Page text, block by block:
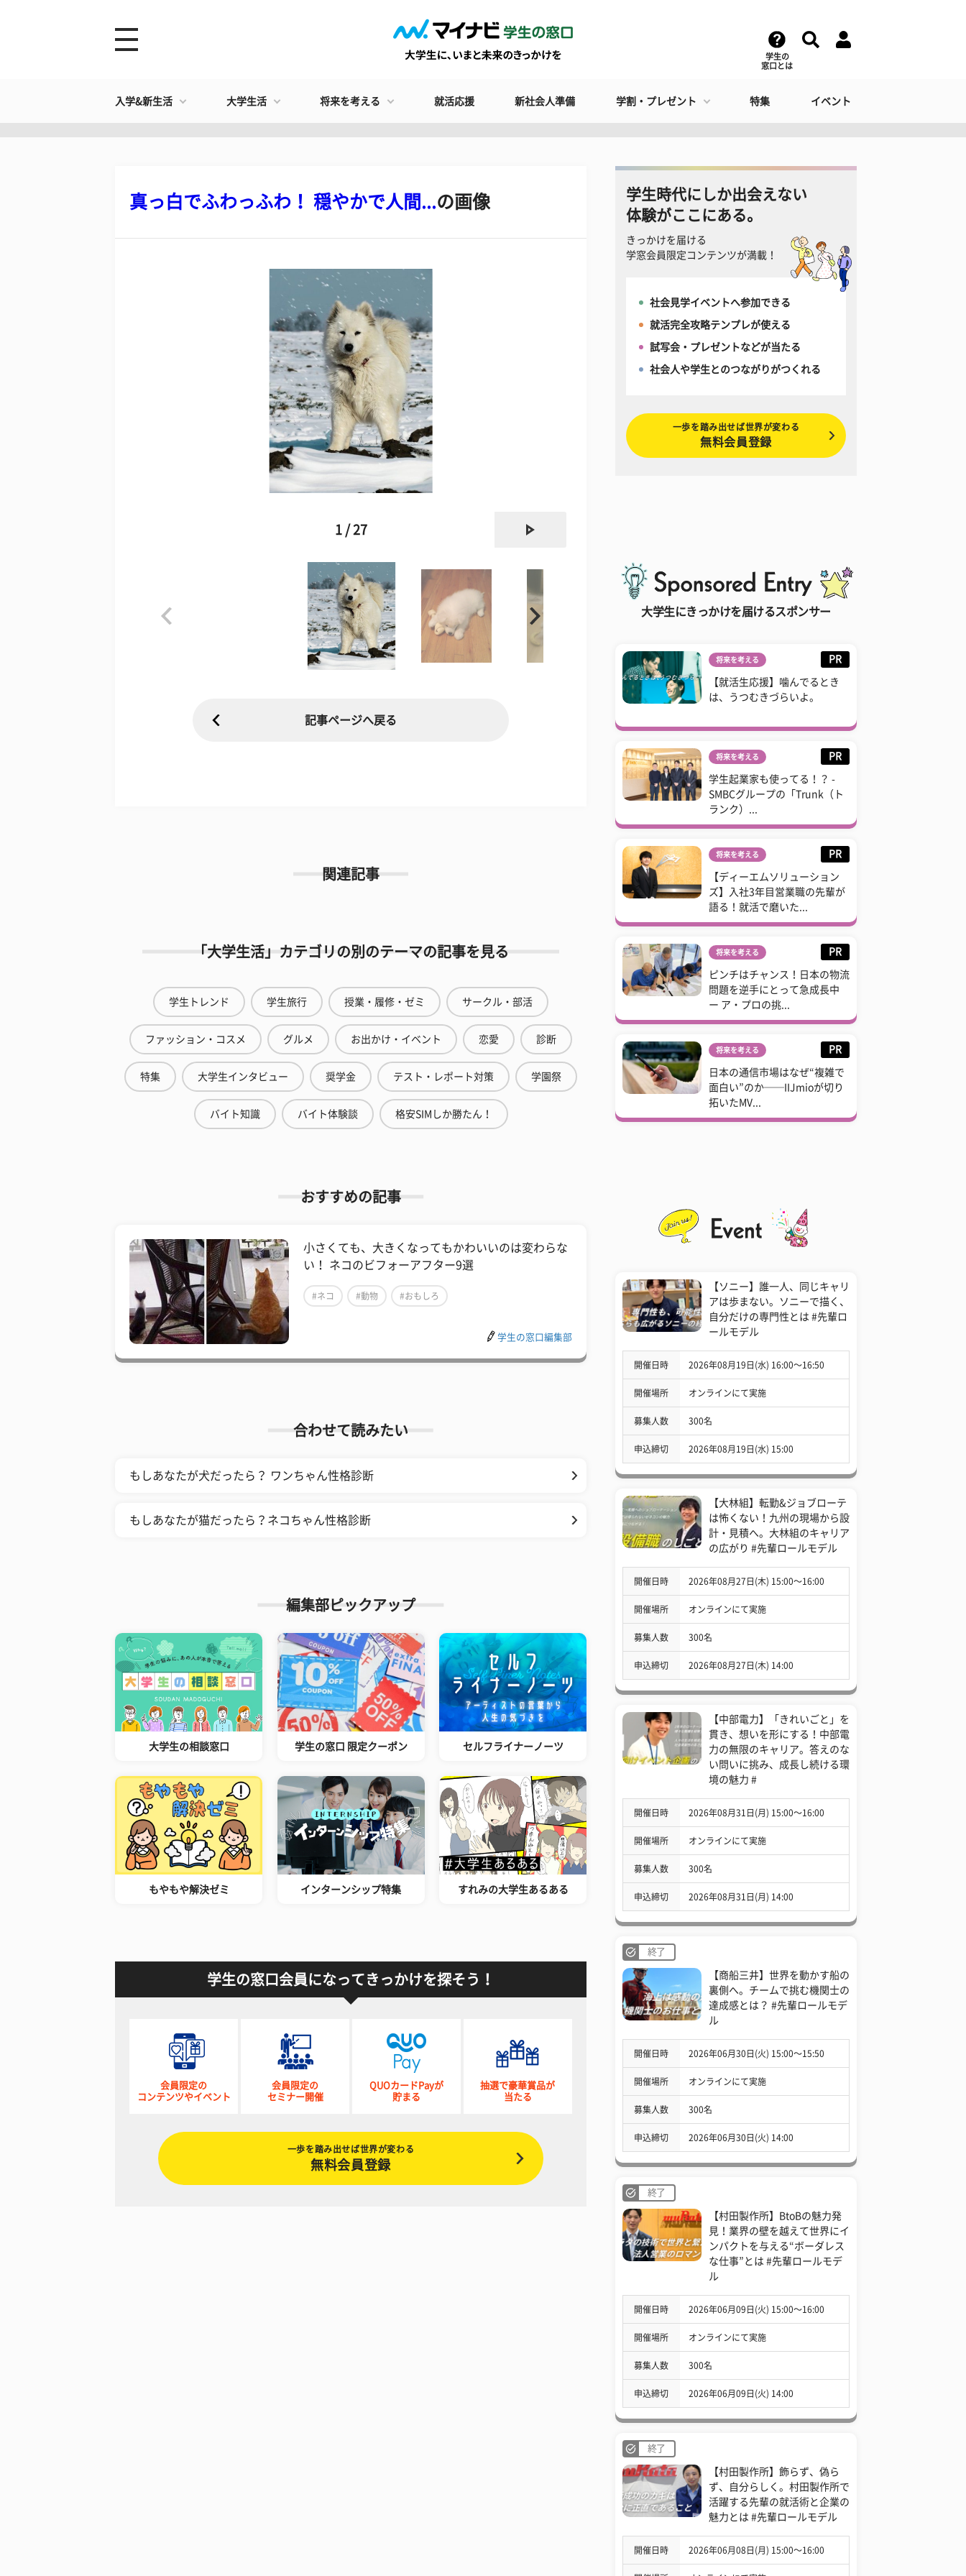
学生の
窓口とは
入学&新生活 大学生活 将来を考える 就活応援 新社会人準備 学割・プレゼント 特集 イベント
真っ白でふわっふわ！ 穏やかで人間...の画像
1 / 27
記事ページへ戻る
関連記事
「大学生活」カテゴリの別のテーマの記事を見る
学生トレンド 学生旅行 授業・履修・ゼミ サークル・部活
ファッション・コスメ グルメ お出かけ・イベント 恋愛 診断
特集 大学生インタビュー 奨学金 テスト・レポート対策 学園祭
バイト知識 バイト体験談 格安SIMしか勝たん！
おすすめの記事
小さくても、大きくなってもかわいいのは変わらな
い！ ネコのビフォーアフター9選
#ネコ #動物 #おもしろ
学生の窓口編集部
合わせて読みたい
もしあなたが犬だったら？ ワンちゃん性格診断
もしあなたが猫だったら？ネコちゃん性格診断
編集部ピックアップ
大学生の相談窓口 学生の窓口 限定クーポン セルフライナーノーツ
もやもや解決ゼミ インターンシップ特集 すれみの大学生あるある
学生の窓口会員になってきっかけを探そう！
会員限定の
コンテンツやイベント
会員限定の
セミナー開催
QUOカードPayが
貯まる
抽選で豪華賞品が
当たる
一歩を踏み出せば世界が変わる
無料会員登録
学生時代にしか出会えない
体験がここにある。
きっかけを届ける
学窓会員限定コンテンツが満載！
社会見学イベントへ参加できる
就活完全攻略テンプレが使える
試写会・プレゼントなどが当たる
社会人や学生とのつながりがつくれる
一歩を踏み出せば世界が変わる
無料会員登録
大学生にきっかけを届けるスポンサー
将来を考える PR
【就活生応援】噛んでるとき
は、うつむきづらいよ。
将来を考える PR
学生起業家も使ってる！？ -
SMBCグループの「Trunk（ト
ランク）...
将来を考える PR
【ディーエムソリューション
ズ】入社3年目営業職の先輩が
語る！就活で磨いた...
将来を考える PR
ピンチはチャンス！日本の物流
問題を逆手にとって急成長中
ー ア・プロの挑...
将来を考える PR
日本の通信市場はなぜ“複雑で
面白い”のか──IIJmioが切り
拓いたMV...
【ソニー】誰一人、同じキャリ
アは歩まない。ソニーで描く、
自分だけの専門性とは #先輩ロ
ールモデル
開催日時 2026年08月19日(水) 16:00〜16:50
開催場所 オンラインにて実施
募集人数 300名
申込締切 2026年08月19日(水) 15:00
【大林組】転勤&ジョブローテ
は怖くない！九州の現場から設
計・見積へ。大林組のキャリア
の広がり #先輩ロールモデル
開催日時 2026年08月27日(木) 15:00〜16:00
開催場所 オンラインにて実施
募集人数 300名
申込締切 2026年08月27日(木) 14:00
【中部電力】「きれいごと」を
貫き、想いを形にする！中部電
力の無限のキャリア。答えのな
い問いに挑み、成長し続ける環
境の魅力 #
開催日時 2026年08月31日(月) 15:00〜16:00
開催場所 オンラインにて実施
募集人数 300名
申込締切 2026年08月31日(月) 14:00
終了
【商船三井】世界を動かす船の
裏側へ。チームで挑む機関士の
達成感とは？ #先輩ロールモデ
ル
開催日時 2026年06月30日(火) 15:00〜15:50
開催場所 オンラインにて実施
募集人数 300名
申込締切 2026年06月30日(火) 14:00
終了
【村田製作所】BtoBの魅力発
見！業界の壁を越えて世界にイ
ンパクトを与える“ボーダレス
な仕事”とは #先輩ロールモデ
ル
開催日時 2026年06月09日(火) 15:00〜16:00
開催場所 オンラインにて実施
募集人数 300名
申込締切 2026年06月09日(火) 14:00
終了
【村田製作所】飾らず、偽ら
ず、自分らしく。村田製作所で
活躍する先輩の就活術と企業の
魅力とは #先輩ロールモデル
開催日時 2026年06月08日(月) 15:00〜16:00